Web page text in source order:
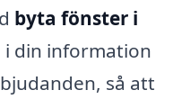
byta fönster i
i din information
så att